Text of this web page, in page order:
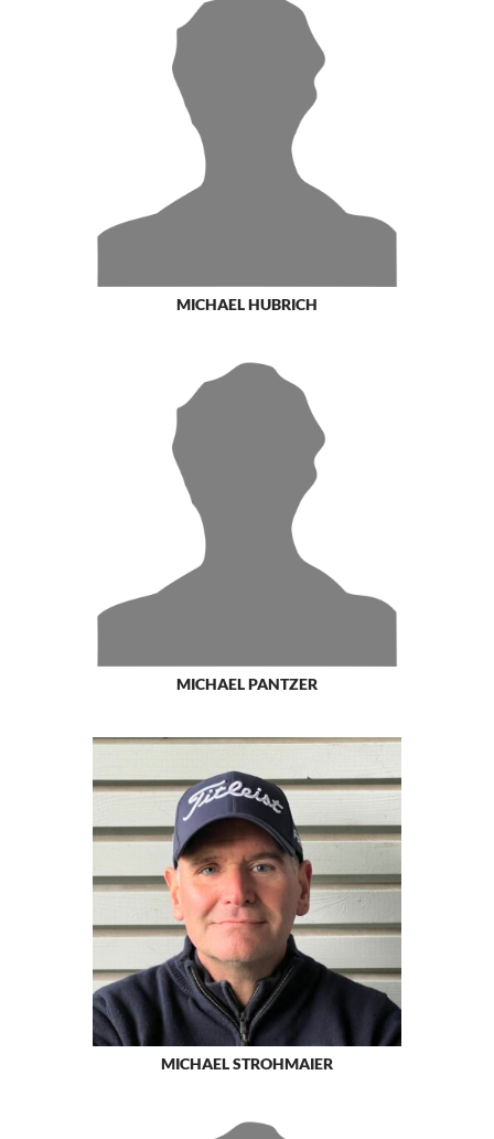
MICHAEL HUBRICH
MICHAEL PANTZER
MICHAEL STROHMAIER